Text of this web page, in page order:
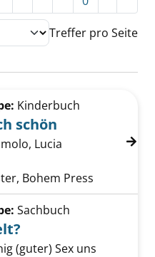
Treffer pro Seite
von Rot ist doch schön
Kinderbuch
schön
Lucia Suche nach
Bohem Press
Sachbuch
(guter) Sex uns